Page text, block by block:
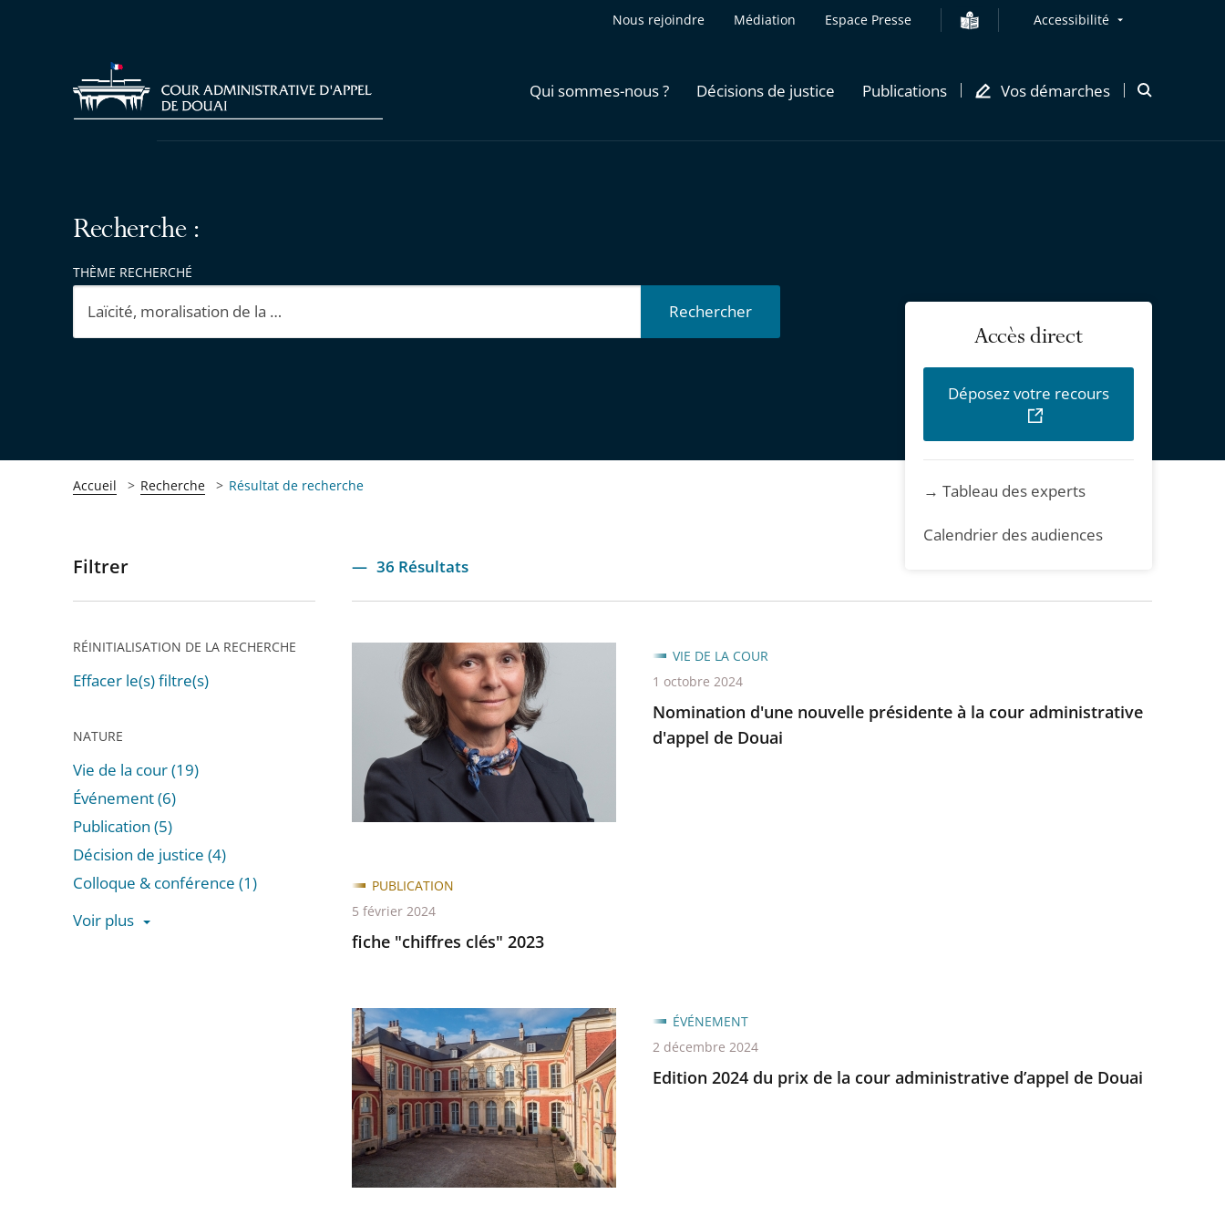
Nous rejoindre Médiation Espace Presse Accessibilité
Qui sommes-nous ? Décisions de justice Publications Vos démarches
Ouvrir
Recherche :
THÈME RECHERCHÉ
Rechercher
Accès direct
Déposez votre recours
→ Tableau des experts
Calendrier des audiences
Accueil Recherche Résultat de recherche
Passer
pour
après
Filtrer
RÉINITIALISATION DE LA RECHERCHE
Effacer le(s) filtre(s)
NATURE
Vie de la cour (19)
Événement (6)
Publication (5)
Décision de justice (4)
Colloque & conférence (1)
Voir plus
36 Résultats
Nomination
nouvelle
présidente
cour
de
Douai
Nomination d'une nouvelle présidente à la cour administrative
d'appel de Douai
VIE DE LA COUR
1 octobre 2024
fiche "chiffres clés" 2023
PUBLICATION
5 février 2024
Edition
2024
du
prix
de
la
cour
Edition 2024 du prix de la cour administrative d’appel de Douai
ÉVÉNEMENT
2 décembre 2024